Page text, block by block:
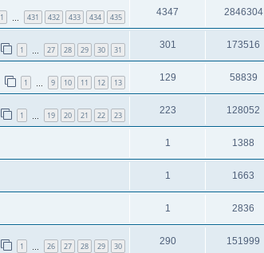
1 431 432 433 434 435
4347 2846304
1 27 28 29 30 31
301 173516
1 9 10 11 12 13
129 58839
1 19 20 21 22 23
223 128052
1 1388
1 1663
1 2836
1 26 27 28 29 30
290 151999